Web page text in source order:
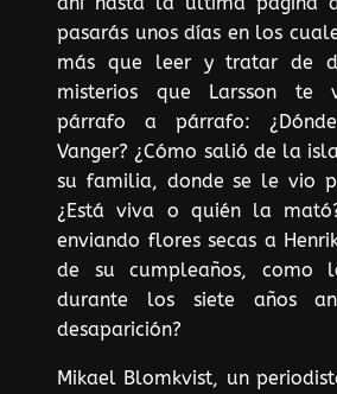
pasarás unos días en los
más que leer y tratar de
misterios que Larsson te
párrafo a párrafo:
Vanger? ¿Cómo salió de la
su familia, donde se le vio
¿Está viva o quién la
enviando flores secas a
de su cumpleaños, como
durante los siete años
desaparición?
Mikael Blomkvist, un